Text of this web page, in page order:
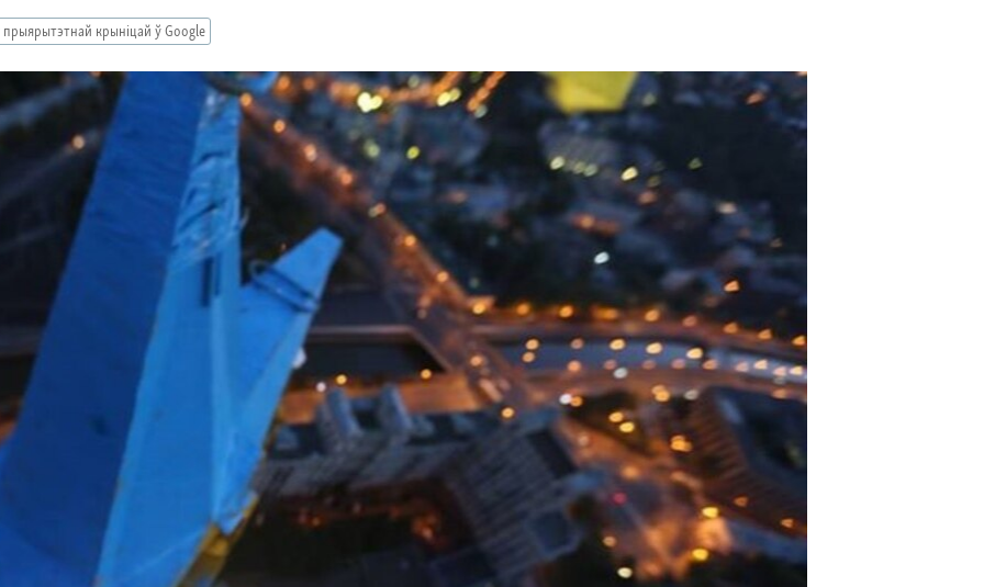
прыярытэтнай крыніцай ў Google